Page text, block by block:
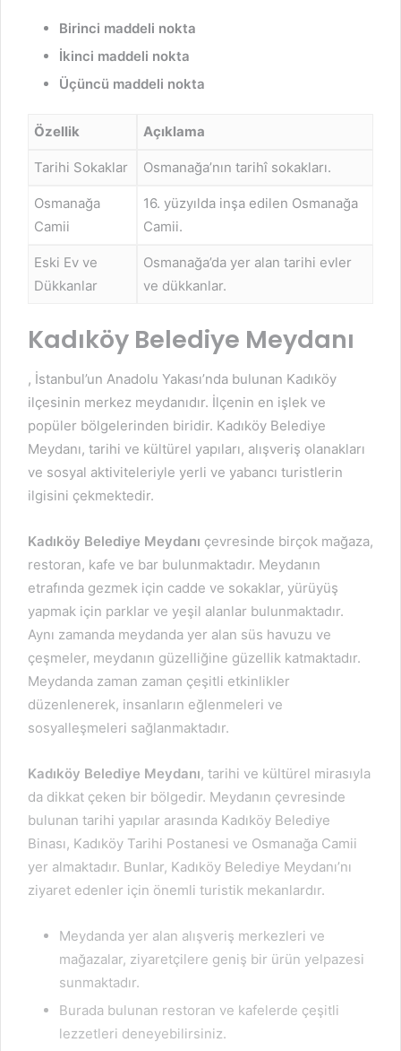
Birinci maddeli nokta
İkinci maddeli nokta
Üçüncü maddeli nokta
Özellik Açıklama
Tarihi Sokaklar Osmanağa’nın tarihî sokakları.
Osmanağa
Camii
16. yüzyılda inşa edilen Osmanağa
Camii.
Eski Ev ve
Dükkanlar
Osmanağa’da yer alan tarihi evler
ve dükkanlar.
Kadıköy Belediye Meydanı
, İstanbul’un Anadolu Yakası’nda bulunan Kadıköy
ilçesinin merkez meydanıdır. İlçenin en işlek ve
popüler bölgelerinden biridir. Kadıköy Belediye
Meydanı, tarihi ve kültürel yapıları, alışveriş olanakları
ve sosyal aktiviteleriyle yerli ve yabancı turistlerin
ilgisini çekmektedir.
Kadıköy Belediye Meydanı çevresinde birçok mağaza,
restoran, kafe ve bar bulunmaktadır. Meydanın
etrafında gezmek için cadde ve sokaklar, yürüyüş
yapmak için parklar ve yeşil alanlar bulunmaktadır.
Aynı zamanda meydanda yer alan süs havuzu ve
çeşmeler, meydanın güzelliğine güzellik katmaktadır.
Meydanda zaman zaman çeşitli etkinlikler
düzenlenerek, insanların eğlenmeleri ve
sosyalleşmeleri sağlanmaktadır.
Kadıköy Belediye Meydanı, tarihi ve kültürel mirasıyla
da dikkat çeken bir bölgedir. Meydanın çevresinde
bulunan tarihi yapılar arasında Kadıköy Belediye
Binası, Kadıköy Tarihi Postanesi ve Osmanağa Camii
yer almaktadır. Bunlar, Kadıköy Belediye Meydanı’nı
ziyaret edenler için önemli turistik mekanlardır.
Meydanda yer alan alışveriş merkezleri ve
mağazalar, ziyaretçilere geniş bir ürün yelpazesi
sunmaktadır.
Burada bulunan restoran ve kafelerde çeşitli
lezzetleri deneyebilirsiniz.